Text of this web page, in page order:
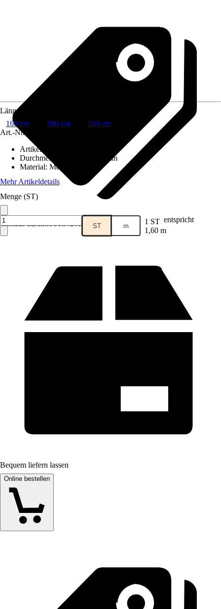
Verkauf durch:HORNBACH
Länge Stange
160 cm
200 cm
240 cm
Art.-Nr.
Artikeltyp
Durchmesser Stange
Ø 20 mm
Material: Metall
Mehr Artikeldetails
Menge (ST)
ST m 1 ST entspricht
1,60 m
Bequem liefern lassen
Online bestellen